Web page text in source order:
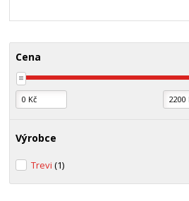
Cena
Výrobce
Trevi(1)